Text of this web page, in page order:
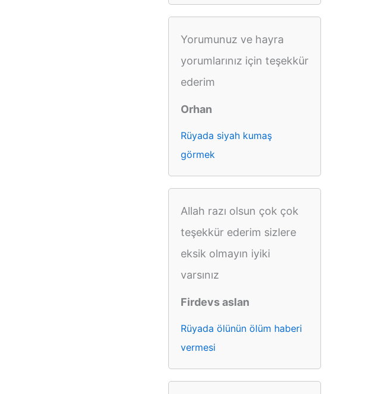
Yorumunuz ve hayra
yorumlarınız için teşekkür
ederim
Orhan
Rüyada siyah kumaş
görmek
Allah razı olsun çok çok
teşekkür ederim sizlere
eksik olmayın iyiki
varsınız
Firdevs aslan
Rüyada ölünün ölüm haberi
vermesi